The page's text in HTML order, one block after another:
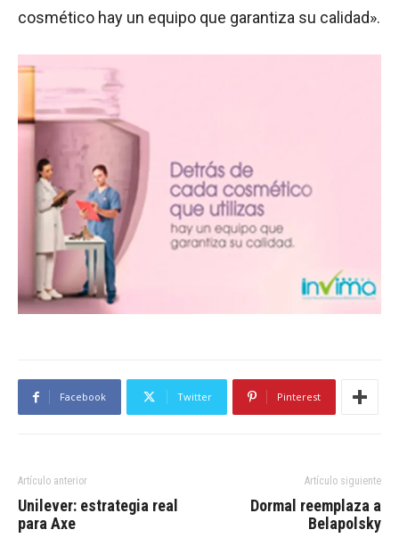
cosmético hay un equipo que garantiza su calidad».
Facebook Twitter Pinterest
Artículo anterior
Unilever: estrategia real
para Axe
Artículo siguiente
Dormal reemplaza a
Belapolsky